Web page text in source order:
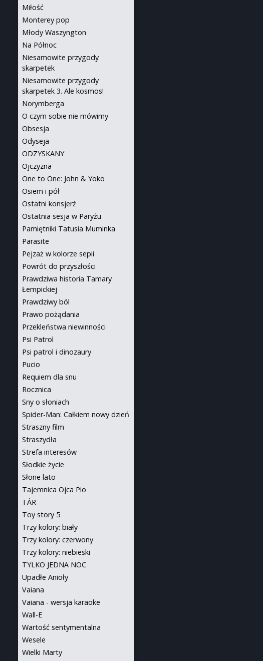
Miłość
Monterey pop
Młody Waszyngton
Na Północ
Niesamowite przygody
skarpetek
Niesamowite przygody
skarpetek 3. Ale kosmos!
Norymberga
O czym sobie nie mówimy
Obsesja
Odyseja
ODZYSKANY
Ojczyzna
One to One: John & Yoko
Osiem i pół
Ostatni konsjerż
Ostatnia sesja w Paryżu
Pamiętniki Tatusia Muminka
Parasite
Pejzaż w kolorze sepii
Powrót do przyszłości
Prawdziwa historia Tamary
Łempickiej
Prawdziwy ból
Prawo pożądania
Przekleństwa niewinności
Psi Patrol
Psi patrol i dinozaury
Pucio
Requiem dla snu
Rocznica
Sny o słoniach
Spider-Man: Całkiem nowy dzień
Straszny film
Straszydła
Strefa interesów
Słodkie życie
Słone lato
Tajemnica Ojca Pio
TÁR
Toy story 5
Trzy kolory: biały
Trzy kolory: czerwony
Trzy kolory: niebieski
TYLKO JEDNA NOC
Upadłe Anioły
Vaiana
Vaiana - wersja karaoke
Wall-E
Wartość sentymentalna
Wesele
Wielki Marty